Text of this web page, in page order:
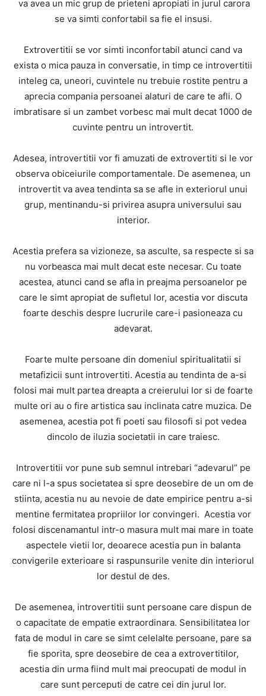
va avea un mic grup de prieteni apropiati in jurul carora
se va simti confortabil sa fie el insusi.
Extrovertitii se vor simti inconfortabil atunci cand va
exista o mica pauza in conversatie, in timp ce introvertitii
inteleg ca, uneori, cuvintele nu trebuie rostite pentru a
aprecia compania persoanei alaturi de care te afli. O
imbratisare si un zambet vorbesc mai mult decat 1000 de
cuvinte pentru un introvertit.
Adesea, introvertitii vor fi amuzati de extrovertiti si le vor
observa obiceiurile comportamentale. De asemenea, un
introvertit va avea tendinta sa se afle in exteriorul unui
grup, mentinandu-si privirea asupra universului sau
interior.
Acestia prefera sa vizioneze, sa asculte, sa respecte si sa
nu vorbeasca mai mult decat este necesar. Cu toate
acestea, atunci cand se afla in preajma persoanelor pe
care le simt apropiat de sufletul lor, acestia vor discuta
foarte deschis despre lucrurile care-i pasioneaza cu
adevarat.
Foarte multe persoane din domeniul spiritualitatii si
metafizicii sunt introvertiti. Acestia au tendinta de a-si
folosi mai mult partea dreapta a creierului lor si de foarte
multe ori au o fire artistica sau inclinata catre muzica. De
asemenea, acestia pot fi poeti sau filosofi si pot vedea
dincolo de iluzia societatii in care traiesc.
Introvertitii vor pune sub semnul intrebari “adevarul” pe
care ni l-a spus societatea si spre deosebire de un om de
stiinta, acestia nu au nevoie de date empirice pentru a-si
mentine fermitatea propriilor lor convingeri. Acestia vor
folosi discenamantul intr-o masura mult mai mare in toate
aspectele vietii lor, deoarece acestia pun in balanta
convigerile exterioare si raspunsurile venite din interiorul
lor destul de des.
De asemenea, introvertitii sunt persoane care dispun de
o capacitate de empatie extraordinara. Sensibilitatea lor
fata de modul in care se simt celelalte persoane, pare sa
fie sporita, spre deosebire de cea a extrovertitilor,
acestia din urma fiind mult mai preocupati de modul in
care sunt perceputi de catre cei din jurul lor.